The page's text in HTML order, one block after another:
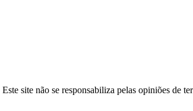
site não se responsabiliza pelas opiniões de